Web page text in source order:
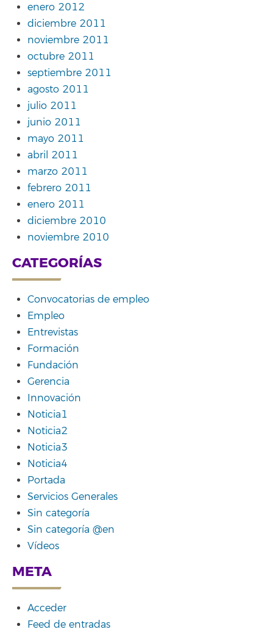
enero 2012
diciembre 2011
noviembre 2011
octubre 2011
septiembre 2011
agosto 2011
julio 2011
junio 2011
mayo 2011
abril 2011
marzo 2011
febrero 2011
enero 2011
diciembre 2010
noviembre 2010
CATEGORÍAS
Convocatorias de empleo
Empleo
Entrevistas
Formación
Fundación
Gerencia
Innovación
Noticia1
Noticia2
Noticia3
Noticia4
Portada
Servicios Generales
Sin categoría
Sin categoría @en
Vídeos
META
Acceder
Feed de entradas